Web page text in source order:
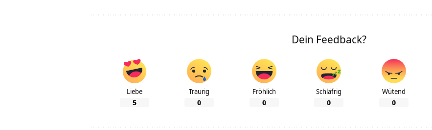
Dein Feedback?
Liebe
5
Traurig
0
Fröhlich
0
Schläfrig
0
Wütend
0